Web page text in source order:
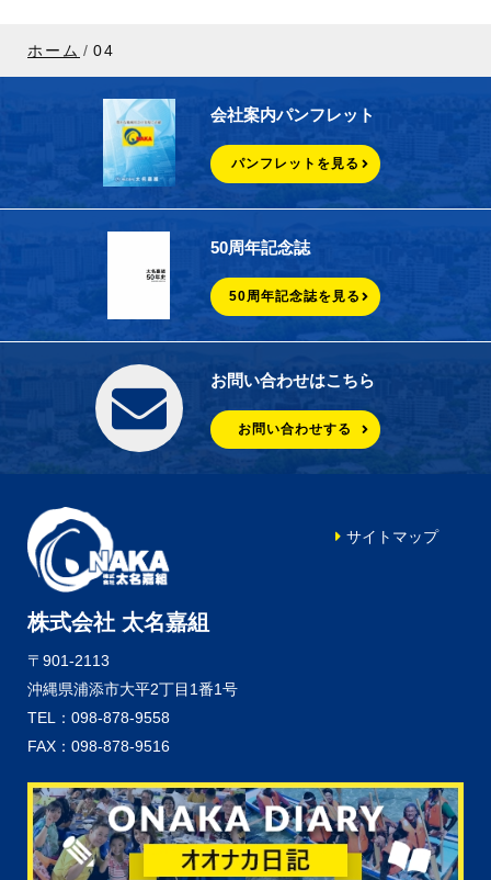
ホーム 04
会社案内パンフレット
パンフレットを見る
50周年記念誌
50周年記念誌を見る
お問い合わせはこちら
お問い合わせする
株式会社 太名嘉組
〒901-2113
沖縄県浦添市大平2丁目1番1号
TEL：098-878-9558
FAX：098-878-9516
サイトマップ